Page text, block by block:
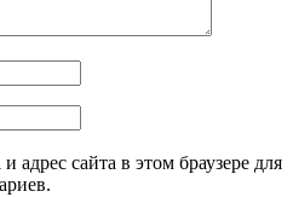
адрес сайта в этом браузере для